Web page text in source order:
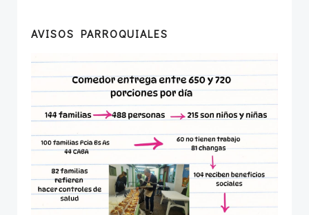
AVISOS PARROQUIALES